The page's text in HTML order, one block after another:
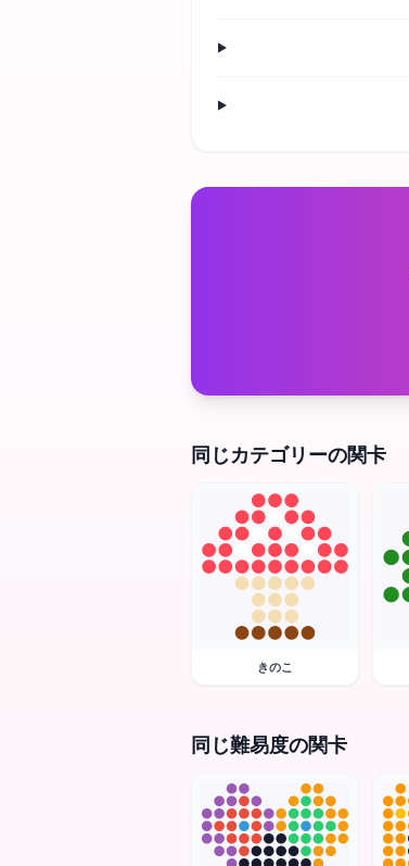
同じカテゴリーの関卡
きのこ
同じ難易度の関卡